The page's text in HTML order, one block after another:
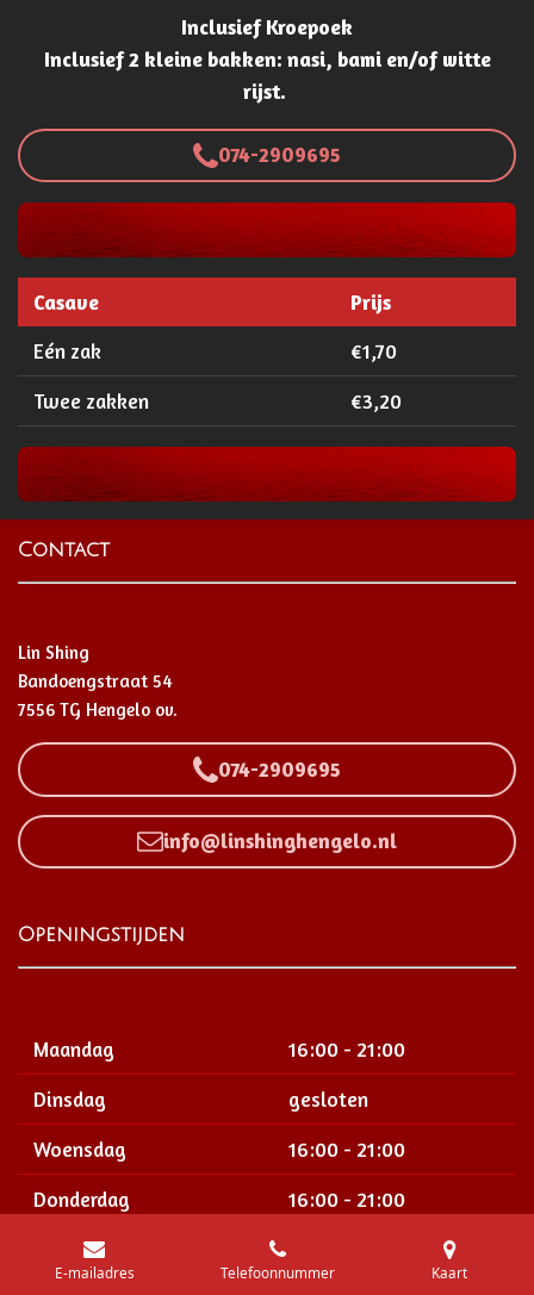
Inclusief Kroepoek
Inclusief 2 kleine bakken: nasi, bami en/of witte
rijst.
074-2909695
Casave
Prijs
Eén zak
€1,70
Twee zakken
€3,20
Contact
Lin Shing
Bandoengstraat 54
7556 TG Hengelo ov.
074-2909695
info@linshinghengelo.nl
Openingstijden
Maandag
16:00 - 21:00
Dinsdag
gesloten
Woensdag
16:00 - 21:00
Donderdag
16:00 - 21:00
Vrijdag
E-mailadres Telefoonnummer Kaart